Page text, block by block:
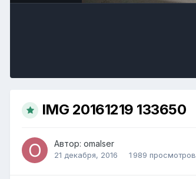
IMG 20161219 133650
Автор: omalser
21 декабря, 2016 1 989 просмотров